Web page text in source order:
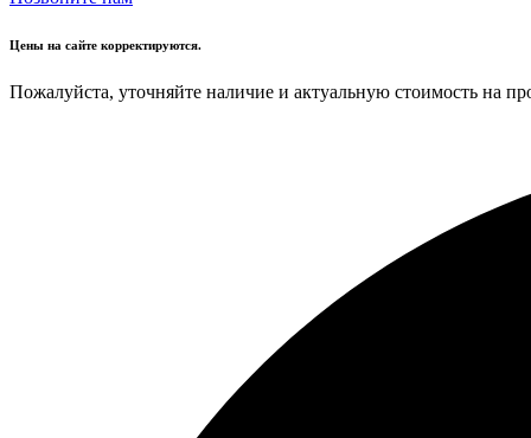
Цены на сайте корректируются.
Пожалуйста, уточняйте наличие и актуальную стоимость на